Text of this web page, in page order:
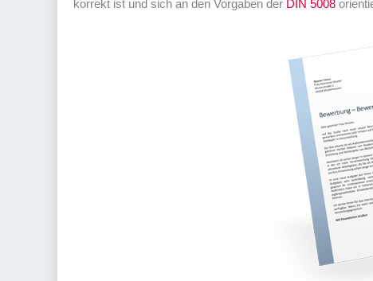
korrekt ist und sich an den Vorgaben der DIN 5008